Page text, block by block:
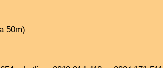
50m)